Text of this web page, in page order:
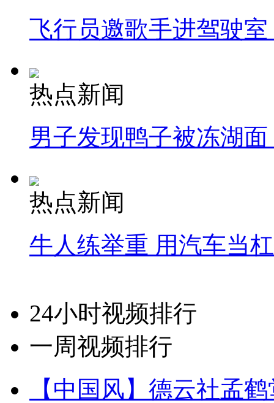
飞行员邀歌手进驾驶
热点新闻
男子发现鸭子被冻湖
热点新闻
牛人练举重 用汽车当
24小时视频排行
一周视频排行
【中国风】德云社孟